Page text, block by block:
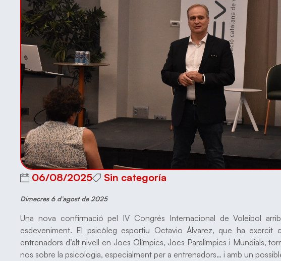
06/08/2025 Sin categoría
Dimecres 6 d’agost de 2025
Una nova confirmació pel IV Congrés Internacional de Voleibol
esdeveniment. El psicòleg esportiu Octavio Álvarez, que ha exercit
entrenadors d’alt nivell en Jocs Olímpics, Jocs Paralímpics i Mundials,
nos sobre la psicologia, especialment per a entrenadors… i amb un